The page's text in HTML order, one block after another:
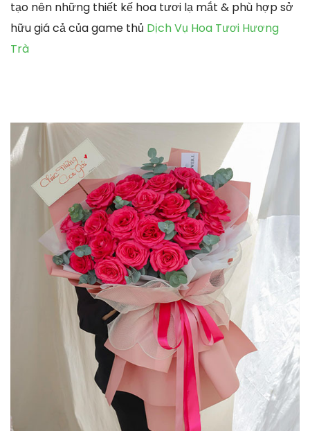
tạo nên những thiết kế hoa tươi lạ mắt & phù hợp sở
hữu giá cả của game thủ Dịch Vụ Hoa Tươi Hương
Trà